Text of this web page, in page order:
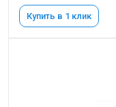
Купить в 1 клик